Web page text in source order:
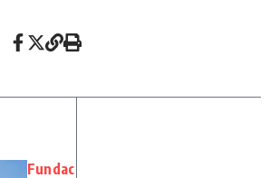
Fundac